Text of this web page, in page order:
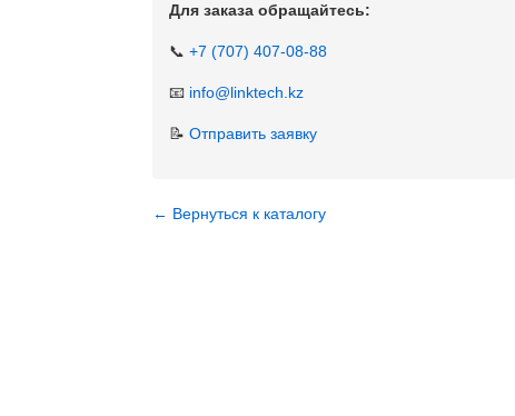
Для заказа обращайтесь:
📞 +7 (707) 407-08-88
📧 info@linktech.kz
📝 Отправить заявку
← Вернуться к каталогу